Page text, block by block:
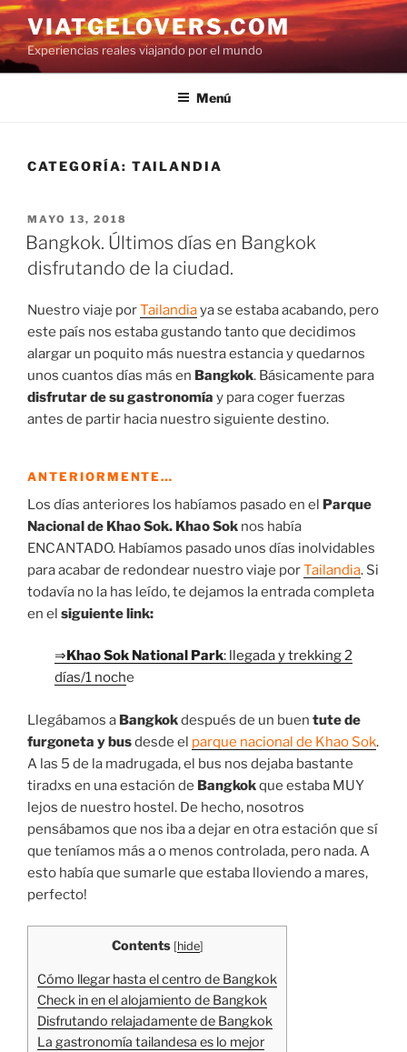
Saltar
al
contenido
VIATGELOVERS.COM
Experiencias reales viajando por el mundo
Menú
CATEGORÍA: TAILANDIA
PUBLICADO
EL
MAYO 13, 2018
Bangkok. Últimos días en Bangkok
disfrutando de la ciudad.
Nuestro viaje porTailandiaya se estaba acabando, pero
este país nos estaba gustando tanto que decidimos
alargar un poquito más nuestra estancia y quedarnos
unos cuantos días más en Bangkok. Básicamente para
disfrutar de su gastronomía y para coger fuerzas
antes de partir hacia nuestro siguiente destino.
ANTERIORMENTE…
Los días anteriores los habíamos pasado en el Parque
Nacional de Khao Sok. Khao Sok nos había
ENCANTADO. Habíamos pasado unos días inolvidables
para acabar de redondear nuestro viaje porTailandia. Si
todavía no la has leído, te dejamos la entrada completa
en el siguiente link:
⇒Khao Sok National Park: llegada y trekking 2
días/1 noche
Llegábamos a Bangkokdespués de un buen tute de
furgoneta y busdesde el parque nacional de Khao Sok.
A las 5 de la madrugada, el bus nos dejaba bastante
tiradxs en una estación de Bangkokque estaba MUY
lejos de nuestro hostel. De hecho, nosotros
pensábamos que nos iba a dejar en otra estación que sí
que teníamos más a o menos controlada, pero nada. A
esto había que sumarle que estaba lloviendo a mares,
perfecto!
Contents [hide]
Cómo llegar hasta el centro de Bangkok
Check in en el alojamiento de Bangkok
Disfrutando relajadamente de Bangkok
La gastronomía tailandesa es lo mejor